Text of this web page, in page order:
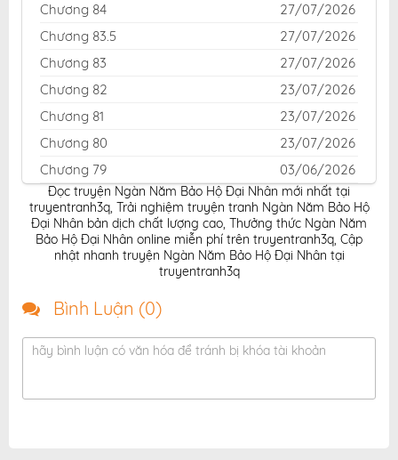
Chương 84
27/07/2026
Chương 83.5
27/07/2026
Chương 83
27/07/2026
Chương 82
23/07/2026
Chương 81
23/07/2026
Chương 80
23/07/2026
Chương 79
03/06/2026
Chương 78
03/06/2026
Chương 77
03/06/2026
Chương 76
27/05/2026
Chương 74
Chương 72
21/05/2026
Đọc truyện Ngàn Năm Bảo Hộ Đại Nhân mới nhất tại
truyentranh3q, Trải nghiệm truyện tranh Ngàn Năm Bảo Hộ
Đại Nhân bản dịch chất lượng cao, Thưởng thức Ngàn Năm
Bảo Hộ Đại Nhân online miễn phí trên truyentranh3q, Cập
nhật nhanh truyện Ngàn Năm Bảo Hộ Đại Nhân tại
truyentranh3q
Bình Luận (0)
hãy bình luận có văn hóa để tránh bị khóa tài khoản